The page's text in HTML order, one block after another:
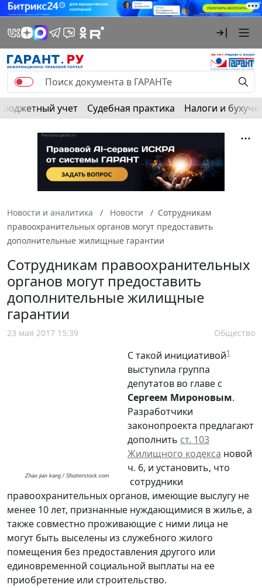
Бюджетный учет Судебная практика Налоги и
Новости и аналитика Новости
Сотрудникам
правоохранительных органов могут предоставить
дополнительные жилищные гарантии
Сотрудникам правоохранительных
органов могут предоставить
дополнительные жилищные
гарантии
23 мая 2017 15:39 Общество
Zhao jian kang / Shutterstock.com
С такой инициативой1
выступила группа
депутатов во главе с
Сергеем Мироновым.
Разработчики
законопроекта предлагают
дополнить ст. 103
Жилищного кодекса новой
ч. 6, и установить, что
сотрудники
правоохранительных органов, имеющие выслугу не
менее 10 лет, признанные нуждающимися в жилье, а
также совместно проживающие с ними лица не
могут быть выселены из служебного жилого
помещения без предоставления другого или
единовременной социальной выплаты на ее
приобретение или строительство.